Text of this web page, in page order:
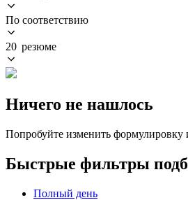
По соответствию
20 резюме
Ничего не нашлось
Попробуйте изменить формулировку
Быстрые фильтры
Полный день